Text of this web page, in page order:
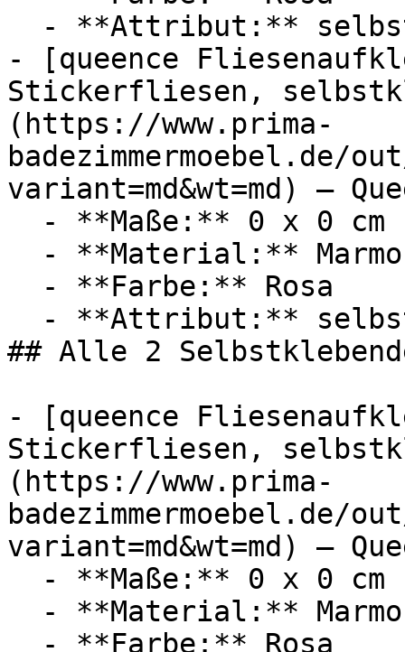
- [queence
Stickerfliesen,
(https://www.prima-
badezimmermoebel.de/
variant=md&wt=md) —
## Alle 2
- [queence
Stickerfliesen,
(https://www.prima-
badezimmermoebel.de/
variant=md&wt=md) —